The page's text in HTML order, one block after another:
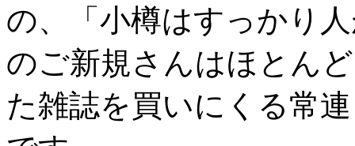
の、「小樽はすっかり
のご新規さんはほとん
た雑誌を買いにくる常